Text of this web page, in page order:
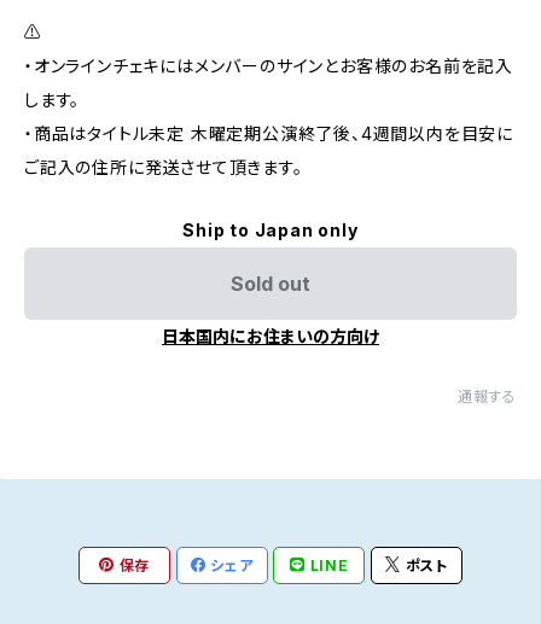
⚠︎
・オンラインチェキにはメンバーのサインとお客様のお名前を記入
します。
・商品はタイトル未定 木曜定期公演終了後、4週間以内を目安に
ご記入の住所に発送させて頂きます。
Ship to Japan only
Sold out
日本国内にお住まいの方向け
通報する
保存 シェア LINE ポスト